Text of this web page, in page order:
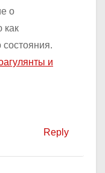
о
как
состояния.
и
Reply